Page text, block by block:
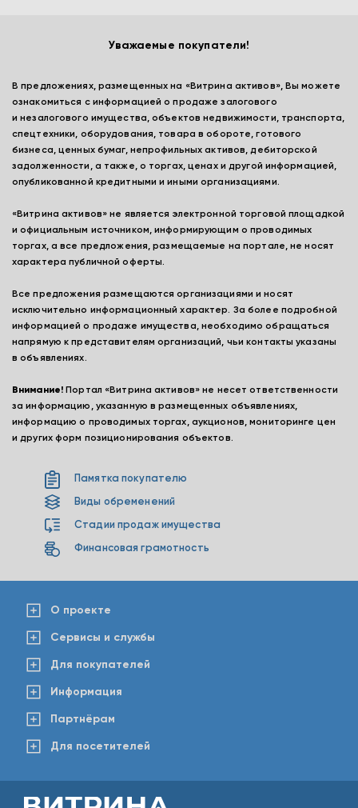
Уважаемые покупатели!
В предложениях, размещенных на «Витрина активов», Вы можете
ознакомиться с информацией о продаже залогового
и незалогового имущества, объектов недвижимости, транспорта,
спецтехники, оборудования, товара в обороте, готового
бизнеса, ценных бумаг, непрофильных активов, дебиторской
задолженности, а также, о торгах, ценах и другой информацией,
опубликованной кредитными и иными организациями.
«Витрина активов» не является электронной торговой площадкой
и официальным источником, информирующим о проводимых
торгах, а все предложения, размещаемые на портале, не носят
характера публичной оферты.
Все предложения размещаются организациями и носят
исключительно информационный характер. За более подробной
информацией о продаже имущества, необходимо обращаться
напрямую к представителям организаций, чьи контакты указаны
в объявлениях.
Внимание! Портал «Витрина активов» не несет ответственности
за информацию, указанную в размещенных объявлениях,
информацию о проводимых торгах, аукционов, мониторинге цен
и других форм позиционирования объектов.
Памятка покупателю
Виды обременений
Стадии продаж имущества
Финансовая грамотность
О проекте
Сервисы и службы
Для покупателей
Информация
Партнёрам
Для посетителей